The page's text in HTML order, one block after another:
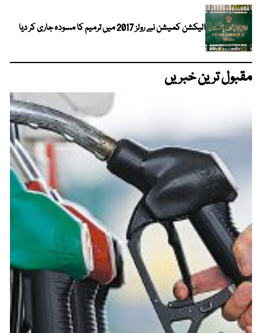
الیکشن کمیشن نے رولز 2017 میں ترمیم کا مسودہ جاری کر دیا
مقبول ترین خبریں